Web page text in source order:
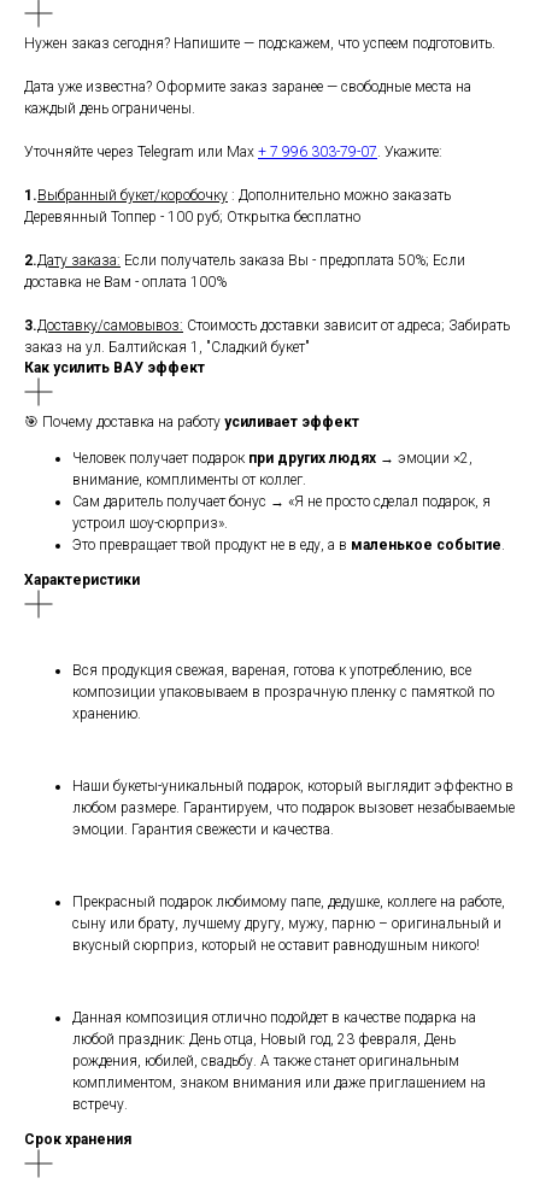
Нужен заказ сегодня? Напишите — подскажем, что успеем подготовить.
Дата уже известна? Оформите заказ заранее — свободные места на
каждый день ограничены.
Уточняйте через Telegram или Max + 7 996 303-79-07. Укажите:
1.Выбранный букет/коробочку : Дополнительно можно заказать
Деревянный Топпер - 100 руб; Открытка бесплатно
2.Дату заказа: Если получатель заказа Вы - предоплата 50%; Если
доставка не Вам - оплата 100%
3.Доставку/самовывоз: Стоимость доставки зависит от адреса; Забирать
заказ на ул. Балтийская 1, "Сладкий букет"
Как усилить ВАУ эффект
🎯 Почему доставка на работу усиливает эффект
Человек получает подарок при других людях → эмоции ×2,
внимание, комплименты от коллег.
Сам даритель получает бонус → «Я не просто сделал подарок, я
устроил шоу-сюрприз».
Это превращает твой продукт не в еду, а в маленькое событие.
Характеристики
Вся продукция свежая, вареная, готова к употреблению, все
композиции упаковываем в прозрачную пленку с памяткой по
хранению.
Наши букеты-уникальный подарок, который выглядит эффектно в
любом размере. Гарантируем, что подарок вызовет незабываемые
эмоции. Гарантия свежести и качества.
Прекрасный подарок любимому папе, дедушке, коллеге на работе,
сыну или брату, лучшему другу, мужу, парню – оригинальный и
вкусный сюрприз, который не оставит равнодушным никого!
Данная композиция отлично подойдет в качестве подарка на
любой праздник: День отца, Новый год, 23 февраля, День
рождения, юбилей, свадьбу. А также станет оригинальным
комплиментом, знаком внимания или даже приглашением на
встречу.
Срок хранения